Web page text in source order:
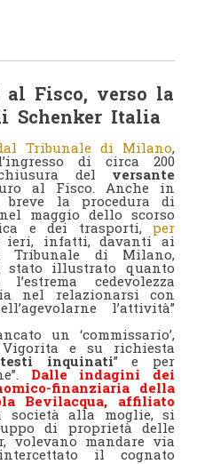
Fisco, verso la
Schenker Italia
Tribunale di Milano,
di circa 200
del versante
al Fisco. Anche in
la procedura di
maggio dello scorso
e dei trasporti, per
ieri, infatti, davanti ai
Tribunale di Milano,
illustrato quanto
cedevolezza
nel relazionarsi con
l’attività”
un ‘commissario’,
Vigorita e su richiesta
inquinati” e per
Dalle indagini dei
finanziaria della
Bevilacqua, affiliato
società alla moglie, si
di proprietà delle
volevano mandare via
il cognato